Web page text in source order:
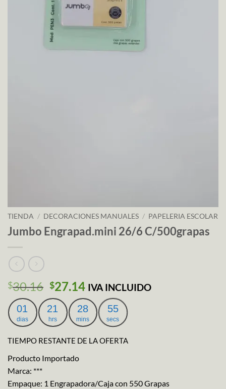
TIENDA / DECORACIONES MANUALES / PAPELERIA ESCOLAR
Jumbo Engrapad.mini 26/6 C/500grapas
$30.16 El
precio
original
era:
$27.14El
precio
actual
es:
IVA INCLUIDO
01
dias
21
hrs
28
mins
54
secs
TIEMPO RESTANTE DE LA OFERTA
Producto Importado
Marca: ***
Empaque: 1 Engrapadora/Caja con 550 Grapas